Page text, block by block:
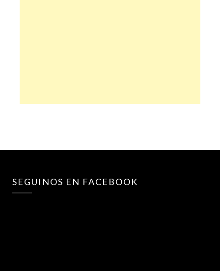
SEGUINOS EN FACEBOOK